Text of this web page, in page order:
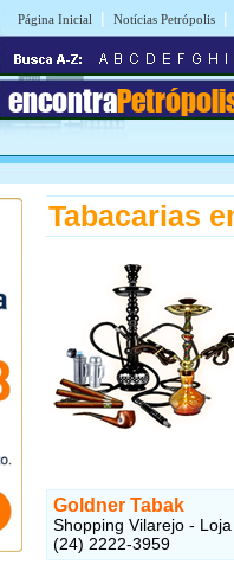
Página Inicial | Notícias Petrópolis |
encontra
Tabacarias
Goldner Tabak
Shopping Vilarejo -
(24) 2222-3959